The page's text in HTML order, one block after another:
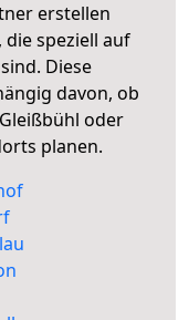
erstellen
speziell auf
Diese
davon, ob
oder
planen.